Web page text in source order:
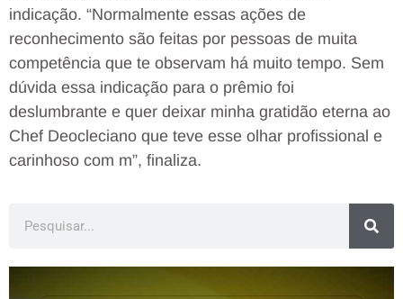
indicação. “Normalmente essas ações de
reconhecimento são feitas por pessoas de muita
competência que te observam há muito tempo. Sem
dúvida essa indicação para o prêmio foi
deslumbrante e quer deixar minha gratidão eterna ao
Chef Deocleciano que teve esse olhar profissional e
carinhoso com m”, finaliza.